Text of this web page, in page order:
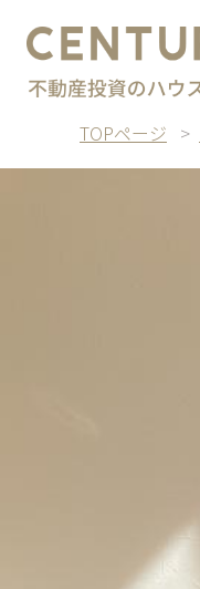
TOPページ